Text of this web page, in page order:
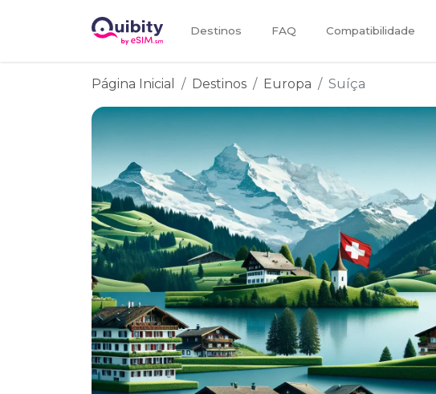
Destinos FAQ Compatibilidade
Página Inicial Destinos Europa Suíça